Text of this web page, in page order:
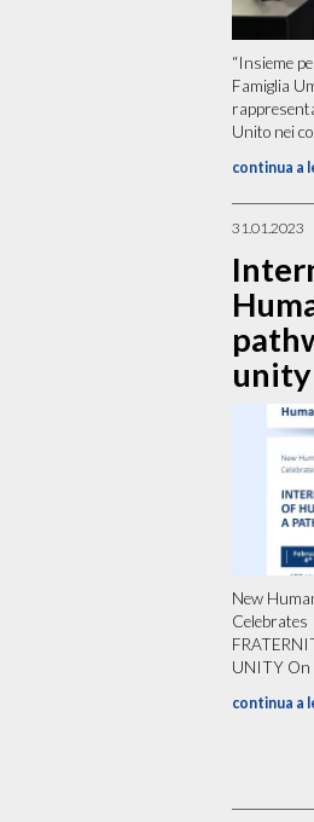
“Insieme
Famiglia
Unito nei
continua a
31.01.2023
unity
New
UNITY On
continua a